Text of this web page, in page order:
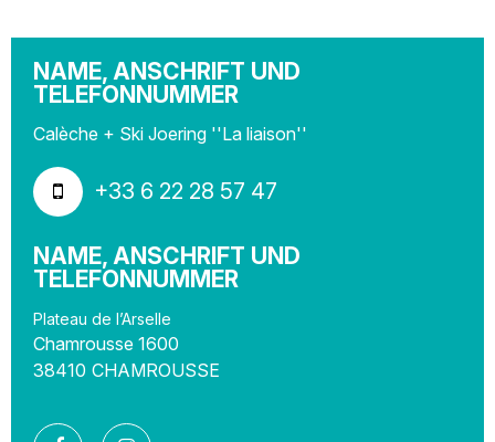
NAME, ANSCHRIFT UND
TELEFONNUMMER
Calèche + Ski Joering ''La liaison''
+33 6 22 28 57 47
NAME, ANSCHRIFT UND
TELEFONNUMMER
Plateau de l’Arselle
Chamrousse 1600
38410 CHAMROUSSE